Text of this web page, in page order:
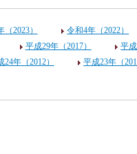
（2023） 令和4年（2022）
平成29年（2017）
平成
24年（2012）
平成23年（